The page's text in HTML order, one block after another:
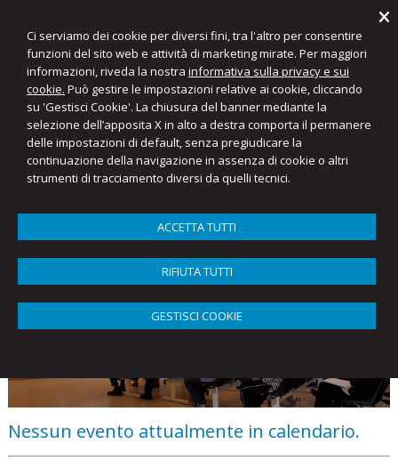
Ci serviamo dei cookie per diversi fini, tra l'altro per consentire
funzioni del sito web e attività di marketing mirate. Per maggiori
informazioni, riveda la nostra informativa sulla privacy e sui
cookie. Può gestire le impostazioni relative ai cookie, cliccando
su 'Gestisci Cookie'. La chiusura del banner mediante la
selezione dell’apposita X in alto a destra comporta il permanere
delle impostazioni di default, senza pregiudicare la
continuazione della navigazione in assenza di cookie o altri
strumenti di tracciamento diversi da quelli tecnici.
ACCETTA TUTTI
RIFIUTA TUTTI
GESTISCI COOKIE
Favaro & Partners
Commercialisti e Consulenti del Lavoro
Nessun evento attualmente in calendario.